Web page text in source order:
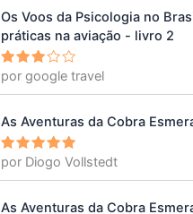
Os Voos da Psicologia no
práticas na aviação - livro 2
Avalia
ção3
por google travel
As Aventuras da Cobra
Avaliação
5
por Diogo Vollstedt
As Aventuras da Cobra